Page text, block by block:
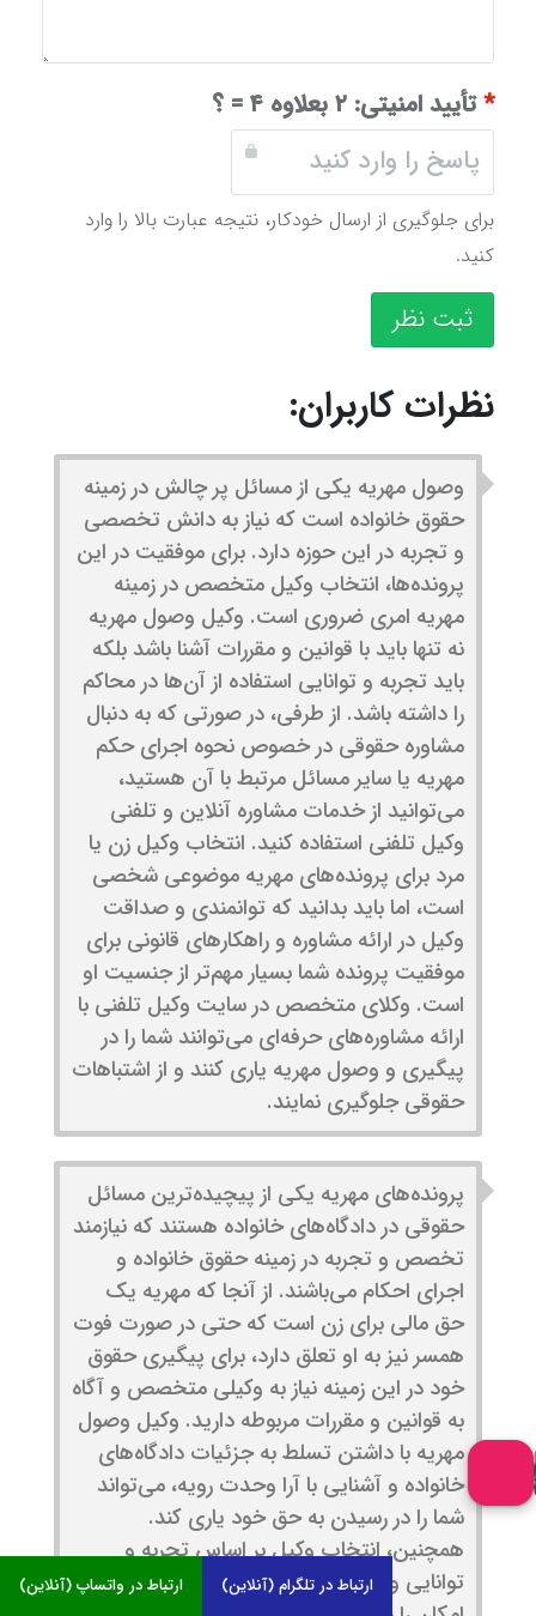
*تأیید امنیتی: ۲ بعلاوه ۴ = ؟
برای جلوگیری از ارسال خودکار، نتیجه عبارت بالا را وارد
کنید.
ثبت نظر
نظرات کاربران:
وصول مهریه یکی از مسائل پر چالش در زمینه
حقوق خانواده است که نیاز به دانش تخصصی
و تجربه در این حوزه دارد. برای موفقیت در این
پرونده‌ها، انتخاب وکیل متخصص در زمینه
مهریه امری ضروری است. وکیل وصول مهریه
نه تنها باید با قوانین و مقررات آشنا باشد بلکه
باید تجربه و توانایی استفاده از آن‌ها در محاکم
را داشته باشد. از طرفی، در صورتی که به دنبال
مشاوره حقوقی در خصوص نحوه اجرای حکم
مهریه یا سایر مسائل مرتبط با آن هستید،
می‌توانید از خدمات مشاوره آنلاین و تلفنی
وکیل تلفنی استفاده کنید. انتخاب وکیل زن یا
مرد برای پرونده‌های مهریه موضوعی شخصی
است، اما باید بدانید که توانمندی و صداقت
وکیل در ارائه مشاوره و راهکارهای قانونی برای
موفقیت پرونده شما بسیار مهم‌تر از جنسیت او
است. وکلای متخصص در سایت وکیل تلفنی با
ارائه مشاوره‌های حرفه‌ای می‌توانند شما را در
پیگیری و وصول مهریه یاری کنند و از اشتباهات
حقوقی جلوگیری نمایند.
پرونده‌های مهریه یکی از پیچیده‌ترین مسائل
حقوقی در دادگاه‌های خانواده هستند که نیازمند
تخصص و تجربه در زمینه حقوق خانواده و
اجرای احکام می‌باشند. از آنجا که مهریه یک
حق مالی برای زن است که حتی در صورت فوت
همسر نیز به او تعلق دارد، برای پیگیری حقوق
خود در این زمینه نیاز به وکیلی متخصص و آگاه
به قوانین و مقررات مربوطه دارید. وکیل وصول
مهریه با داشتن تسلط به جزئیات دادگاه‌های
خانواده و آشنایی با آرا وحدت رویه، می‌تواند
شما را در رسیدن به حق خود یاری کند.
همچنین، انتخاب وکیل بر اساس تجربه و
توانایی وی در استفاده از علم حقوق، به شما این
ارتباط در واتساپ (آنلاین) ارتباط در تلگرام (آنلاین)